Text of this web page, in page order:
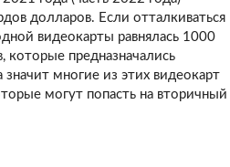
долларов. Если отталкиваться
видеокарты равнялась 1000
предназначались
многие из этих видеокарт
могут попасть на вторичный